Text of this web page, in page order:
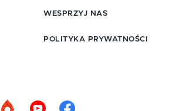
WESPRZYJ NAS
POLITYKA PRYWATNOŚCI